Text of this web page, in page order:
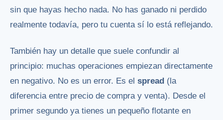
sin que hayas hecho nada. No has ganado ni perdido
realmente todavía, pero tu cuenta sí lo está reflejando.
También hay un detalle que suele confundir al
principio: muchas operaciones empiezan directamente
en negativo. No es un error. Es el spread (la
diferencia entre precio de compra y venta). Desde el
primer segundo ya tienes un pequeño flotante en